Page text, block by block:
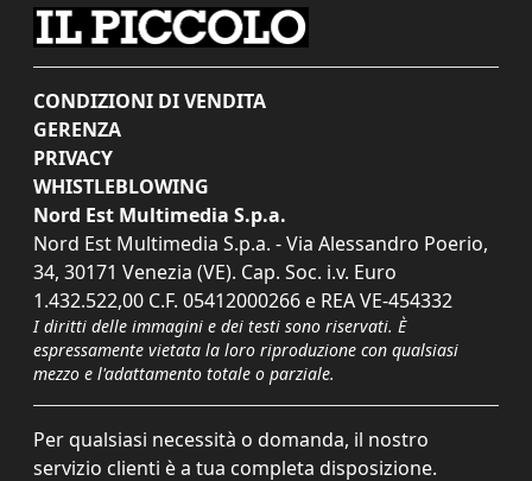
CONDIZIONI DI VENDITA
GERENZA
PRIVACY
WHISTLEBLOWING
Nord Est Multimedia S.p.a.
Nord Est Multimedia S.p.a. - Via Alessandro Poerio,
34, 30171 Venezia (VE). Cap. Soc. i.v. Euro
1.432.522,00 C.F. 05412000266 e REA VE-454332
I diritti delle immagini e dei testi sono riservati. È
espressamente vietata la loro riproduzione con qualsiasi
mezzo e l'adattamento totale o parziale.
Per qualsiasi necessità o domanda, il nostro
servizio clienti è a tua completa disposizione.